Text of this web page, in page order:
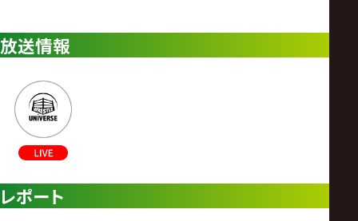
放送情報
レポート